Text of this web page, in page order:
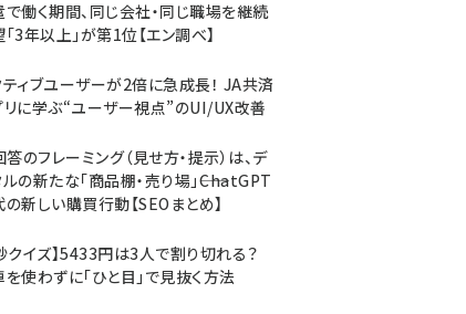
働く期間、同じ会社・同じ職場を継続
3年以上」が第1位【エン調べ】
ティブユーザーが2倍に急成長！ JA共済
リに学ぶ“ユーザー視点”のUI/UX改善
のフレーミング（見せ方・提示）は、デ
の新たな「商品棚・売り場」――ChatGPT
新しい購買行動【SEOまとめ】
クイズ】5433円は3人で割り切れる？
を使わずに「ひと目」で見抜く方法